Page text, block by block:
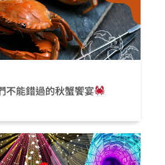
不能錯過的秋蟹饗宴